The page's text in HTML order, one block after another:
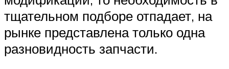
тщательном подборе отпадает, на
рынке представлена только одна
разновидность запчасти.